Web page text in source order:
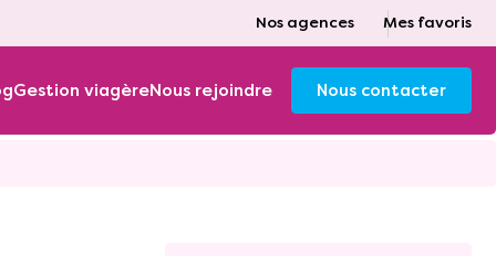
Nos agences Mes favoris
Gestion viagèreNous rejoindre Nous contacter